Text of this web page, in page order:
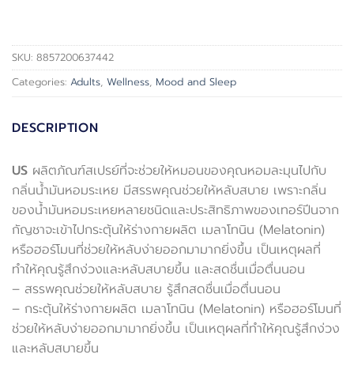
SKU: 8857200637442
Categories: Adults, Wellness, Mood and Sleep
DESCRIPTION
US ผลิตภัณฑ์สเปรย์ที่จะช่วยให้หมอนของคุณหอมละมุนไปกับ
กลิ่นน้ำมันหอมระเหย มีสรรพคุณช่วยให้หลับสบาย เพราะกลิ่น
ของน้ำมันหอมระเหยหลายชนิดและประสิทธิภาพของเทอร์ปีนจาก
กัญชาจะเข้าไปกระตุ้นให้ร่างกายผลิต เมลาโทนิน (Melatonin)
หรือฮอร์โมนที่ช่วยให้หลับง่ายออกมามากยิ่งขึ้น เป็นเหตุผลที่
ทำให้คุณรู้สึกง่วงและหลับสบายขึ้น และสดชื่นเมื่อตื่นนอน
– สรรพคุณช่วยให้หลับสบาย รู้สึกสดชื่นเมื่อตื่นนอน
– กระตุ้นให้ร่างกายผลิต เมลาโทนิน (Melatonin) หรือฮอร์โมนที่
ช่วยให้หลับง่ายออกมามากยิ่งขึ้น เป็นเหตุผลที่ทำให้คุณรู้สึกง่วง
และหลับสบายขึ้น